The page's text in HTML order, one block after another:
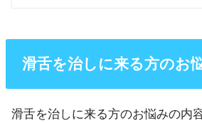
滑舌を治しに来る方のお
滑舌を治しに来る方のお悩みの内